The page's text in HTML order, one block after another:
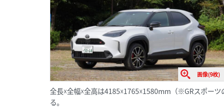
画像(9枚)
全長☓全幅☓全高は4185☓1765☓1580mm（※GRスポー
る。